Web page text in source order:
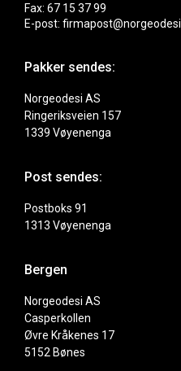
Fax: 67 15 37 99
E-post:
Pakker sendes:
Norgeodesi AS
Ringeriksveien 157
1339 Vøyenenga
Post sendes:
Postboks 91
1313 Vøyenenga
Bergen
Norgeodesi AS
Casperkollen
Øvre Kråkenes 17
5152 Bønes